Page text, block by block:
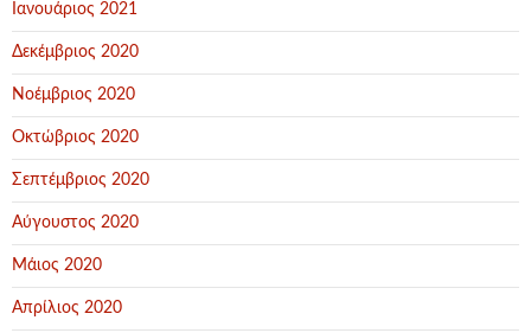
Ιανουάριος 2021
Δεκέμβριος 2020
Νοέμβριος 2020
Οκτώβριος 2020
Σεπτέμβριος 2020
Αύγουστος 2020
Μάιος 2020
Απρίλιος 2020